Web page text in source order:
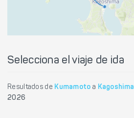
Selecciona el viaje de ida
Resultados de Kumamoto a Kagoshima
2026